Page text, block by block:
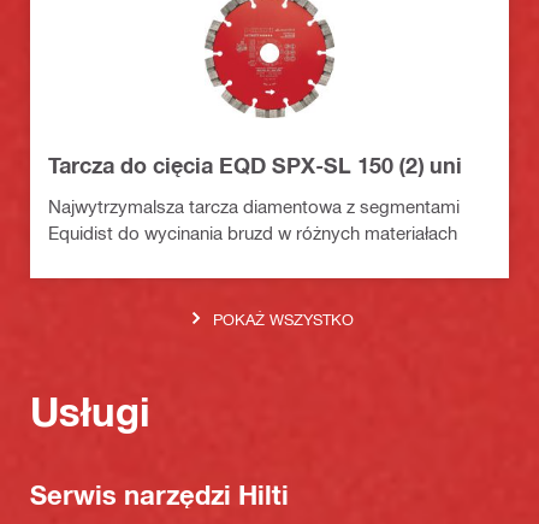
Tarcza do cięcia EQD SPX-SL 150 (2) uni
Najwytrzymalsza tarcza diamentowa z segmentami
Equidist do wycinania bruzd w różnych materiałach
POKAŻ WSZYSTKO
Usługi
Serwis narzędzi Hilti